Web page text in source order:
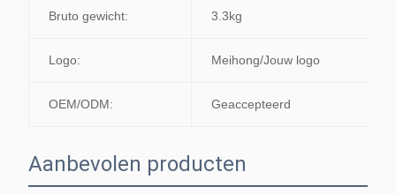
Bruto gewicht: 3.3kg
Logo: Meihong/Jouw logo
OEM/ODM: Geaccepteerd
Aanbevolen producten